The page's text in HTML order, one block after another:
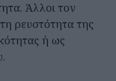
Άλλοι τον
ρευστότητα της
ή ως